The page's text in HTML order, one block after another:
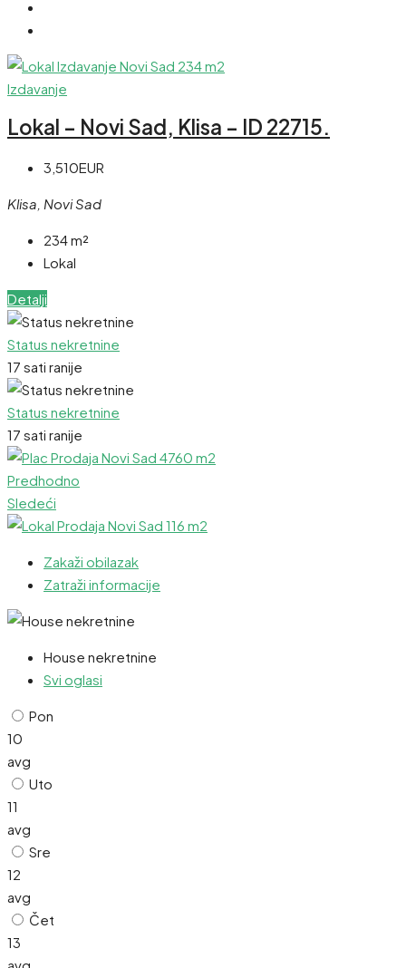
Izdavanje
Lokal – Novi Sad, Klisa – ID 22715.
3,510EUR
Klisa, Novi Sad
234m²
Lokal
Detalji
Status nekretnine
17 sati ranije
Status nekretnine
17 sati ranije
Predhodno
Sledeći
Zakaži obilazak
Zatraži informacije
House nekretnine
Svi oglasi
Pon
10
avg
Uto
11
avg
Sre
12
avg
Čet
13